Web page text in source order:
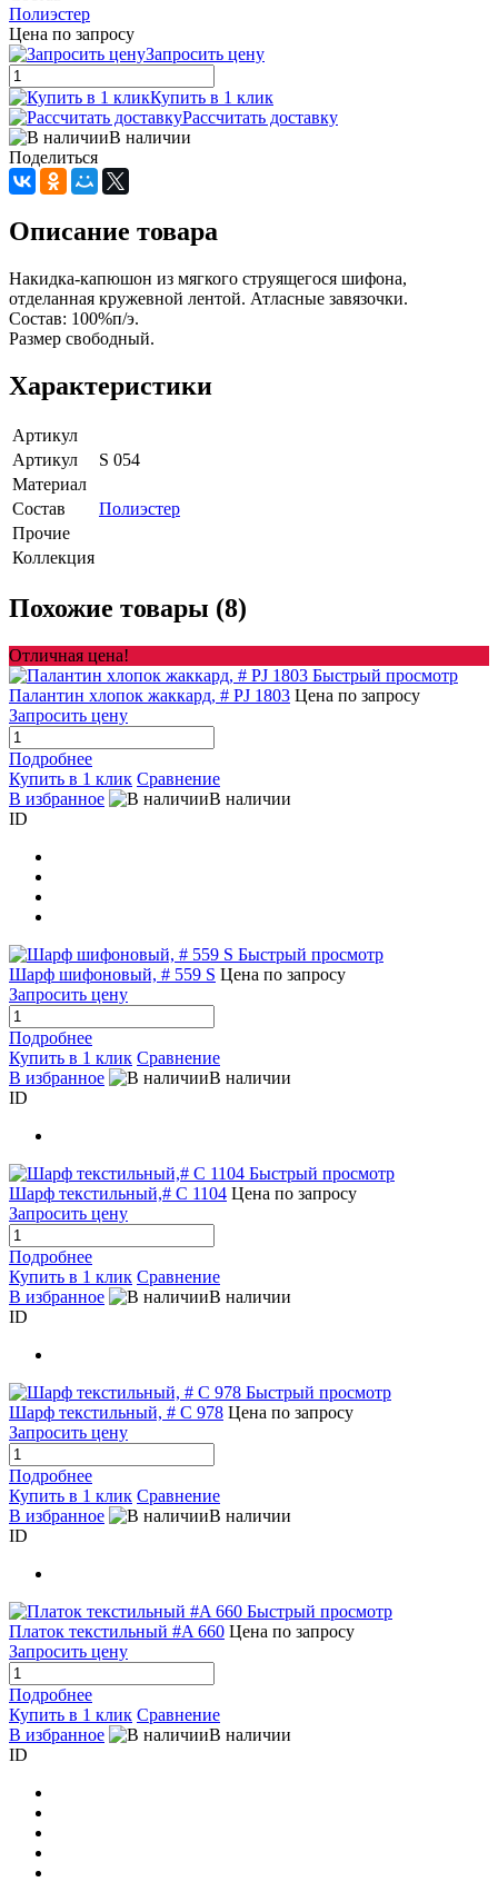
Полиэстер
Цена по запросу
Запросить цену
Купить в 1 клик
Рассчитать доставку
В наличии
Поделиться
Описание товара
Накидка-капюшон из мягкого струящегося шифона,
отделанная кружевной лентой. Атласные завязочки.
Состав: 100%п/э.
Размер свободный.
Характеристики
Артикул
Артикул
S 054
Материал
Состав
Полиэстер
Прочие
Коллекция
Похожие товары (8)
Отличная цена!
Быстрый просмотр
Палантин хлопок жаккард, # PJ 1803 Цена по запросу
Запросить цену
Подробнее
Купить в 1 клик Сравнение
В избранное
В наличии
ID
Быстрый просмотр
Шарф шифоновый, # 559 S Цена по запросу
Запросить цену
Подробнее
Купить в 1 клик Сравнение
В избранное
В наличии
ID
Быстрый просмотр
Шарф текстильный,# C 1104 Цена по запросу
Запросить цену
Подробнее
Купить в 1 клик Сравнение
В избранное
В наличии
ID
Быстрый просмотр
Шарф текстильный, # C 978 Цена по запросу
Запросить цену
Подробнее
Купить в 1 клик Сравнение
В избранное
В наличии
ID
Быстрый просмотр
Платок текстильный #A 660 Цена по запросу
Запросить цену
Подробнее
Купить в 1 клик Сравнение
В избранное
В наличии
ID